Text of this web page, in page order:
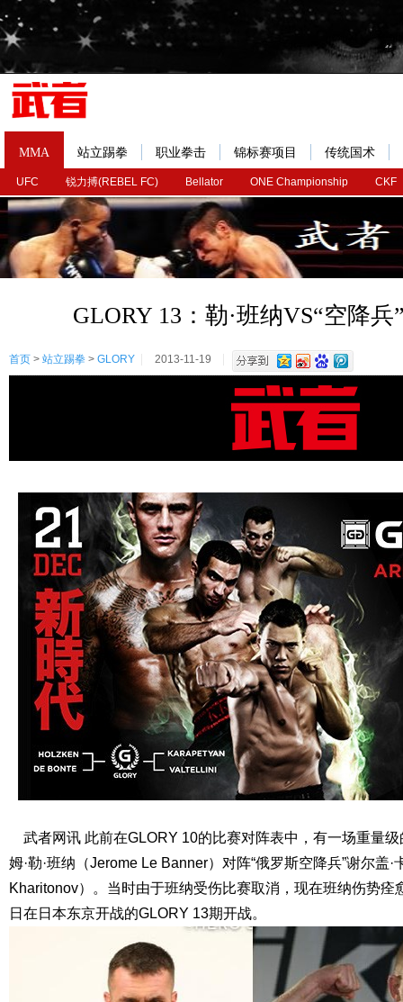
MMA
UFC 锐力搏(REBEL FC) Bellator ONE Championship CKF
站立踢拳 职业拳击 锦标赛项目 传统国术
GLORY 13：勒·班纳VS“空降
首页 > 站立踢拳 > GLORY 2013-11-19
武者网讯 此前在GLORY 10的比赛对阵表中，有一场重量
姆·勒·班纳（Jerome Le Banner）对阵“俄罗斯空降兵”谢尔盖
Kharitonov）。当时由于班纳受伤比赛取消，现在班纳伤势痊
日在日本东京开战的GLORY 13期开战。